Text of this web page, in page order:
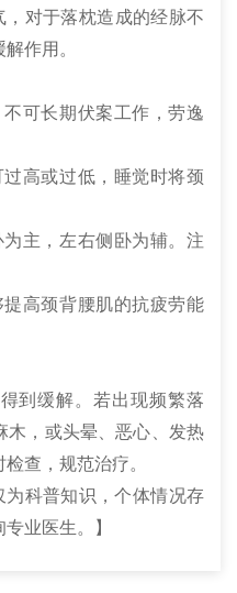
对于落枕造成的经脉不
作用。
可长期伏案工作，劳逸
高或过低，睡觉时将颈
主，左右侧卧为辅。注
高颈背腰肌的抗疲劳能
到缓解。若出现频繁落
木，或头晕、恶心、发热
查，规范治疗。
为科普知识，个体情况存
业医生。】